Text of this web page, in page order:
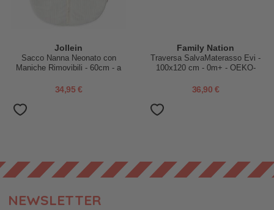
Jollein
Sacco Nanna Neonato con
Maniche Rimovibili - 60cm - a
34,95 €
Family Nation
Traversa SalvaMaterasso Evi -
100x120 cm - 0m+ - OEKO-
36,90 €
NEWSLETTER